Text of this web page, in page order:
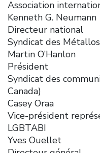
Association
Kenneth G. Neumann
Directeur national
Syndicat des Métallos
Martin O’Hanlon
Président
Syndicat des
Canada)
Casey Oraa
Vice-président
LGBTABI
Yves Ouellet